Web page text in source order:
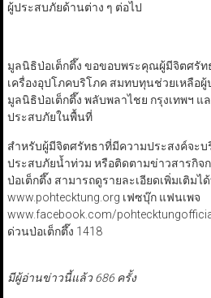
ผู้ประสบภัยด้านต่าง ๆ ต่อไป
มูลนิธิป่อเต็กตึ๊ง ขอขอบพระคุณผู้มีจิตศรัท
เครื่องอุปโภคบริโภค สมทบทุนช่วยเหลือ
มูลนิธิป่อเต็กตึ๊ง พลับพลาไชย กรุงเทพฯ แ
ประสบภัยในพื้นที่
สำหรับผู้มีจิตศรัทธาที่มีความประสงค์จะ
ประสบภัยน้ำท่วม หรือติดตามข่าวสารกิจ
ป่อเต็กตึ๊ง สามารถดูรายละเอียดเพิ่มเติมไ
www.pohtecktung.org เฟซบุ๊ก แฟนเพจ
www.facebook.com/
ด่วนป่อเต็กตึ๊ง 1418
มีผู้อ่านข่าวนี้แล้ว 686 ครั้ง